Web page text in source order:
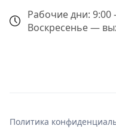
Рабочие дни: 9:00
Воскресенье —
Политика